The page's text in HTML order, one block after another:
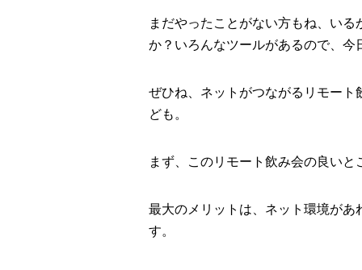
まだやったことがない方もね、い
か？いろんなツールがあるので、
ぜひね、ネットがつながるリモー
ども。
まず、このリモート飲み会の良い
最大のメリットは、ネット環境が
す。